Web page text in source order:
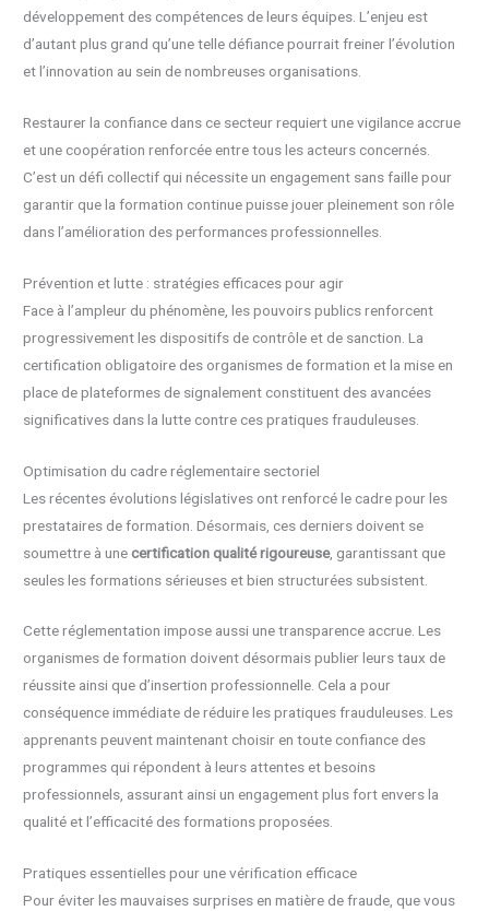
développement des compétences de leurs équipes. L’enjeu est
d’autant plus grand qu’une telle défiance pourrait freiner l’évolution
et l’innovation au sein de nombreuses organisations.
Restaurer la confiance dans ce secteur requiert une vigilance accrue
et une coopération renforcée entre tous les acteurs concernés.
C’est un défi collectif qui nécessite un engagement sans faille pour
garantir que la formation continue puisse jouer pleinement son rôle
dans l’amélioration des performances professionnelles.
Prévention et lutte : stratégies efficaces pour agir
Face à l’ampleur du phénomène, les pouvoirs publics renforcent
progressivement les dispositifs de contrôle et de sanction. La
certification obligatoire des organismes de formation et la mise en
place de plateformes de signalement constituent des avancées
significatives dans la lutte contre ces pratiques frauduleuses.
Optimisation du cadre réglementaire sectoriel
Les récentes évolutions législatives ont renforcé le cadre pour les
prestataires de formation. Désormais, ces derniers doivent se
soumettre à une certification qualité rigoureuse, garantissant que
seules les formations sérieuses et bien structurées subsistent.
Cette réglementation impose aussi une transparence accrue. Les
organismes de formation doivent désormais publier leurs taux de
réussite ainsi que d’insertion professionnelle. Cela a pour
conséquence immédiate de réduire les pratiques frauduleuses. Les
apprenants peuvent maintenant choisir en toute confiance des
programmes qui répondent à leurs attentes et besoins
professionnels, assurant ainsi un engagement plus fort envers la
qualité et l’efficacité des formations proposées.
Pratiques essentielles pour une vérification efficace
Pour éviter les mauvaises surprises en matière de fraude, que vous